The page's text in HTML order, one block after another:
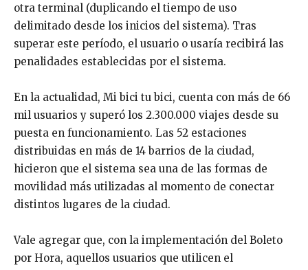
otra terminal (duplicando el tiempo de uso
delimitado desde los inicios del sistema). Tras
superar este período, el usuario o usaría recibirá las
penalidades establecidas por el sistema.
En la actualidad, Mi bici tu bici, cuenta con más de 66
mil usuarios y superó los 2.300.000 viajes desde su
puesta en funcionamiento. Las 52 estaciones
distribuidas en más de 14 barrios de la ciudad,
hicieron que el sistema sea una de las formas de
movilidad más utilizadas al momento de conectar
distintos lugares de la ciudad.
Vale agregar que, con la implementación del Boleto
por Hora, aquellos usuarios que utilicen el